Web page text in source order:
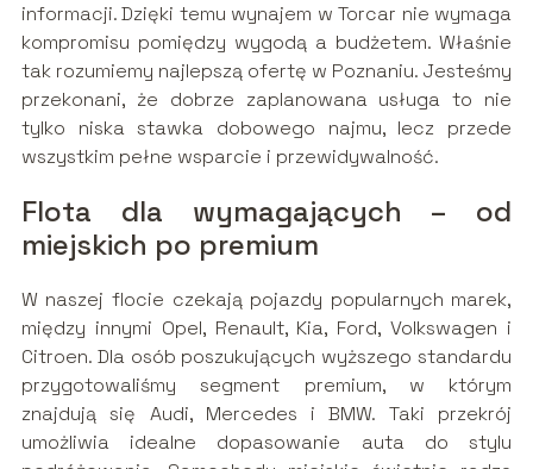
informacji. Dzięki temu wynajem w Torcar nie wymaga
kompromisu pomiędzy wygodą a budżetem. Właśnie
tak rozumiemy najlepszą ofertę w Poznaniu. Jesteśmy
przekonani, że dobrze zaplanowana usługa to nie
tylko niska stawka dobowego najmu, lecz przede
wszystkim pełne wsparcie i przewidywalność.
Flota dla wymagających – od
miejskich po premium
W naszej flocie czekają pojazdy popularnych marek,
między innymi Opel, Renault, Kia, Ford, Volkswagen i
Citroen. Dla osób poszukujących wyższego standardu
przygotowaliśmy segment premium, w którym
znajdują się Audi, Mercedes i BMW. Taki przekrój
umożliwia idealne dopasowanie auta do stylu